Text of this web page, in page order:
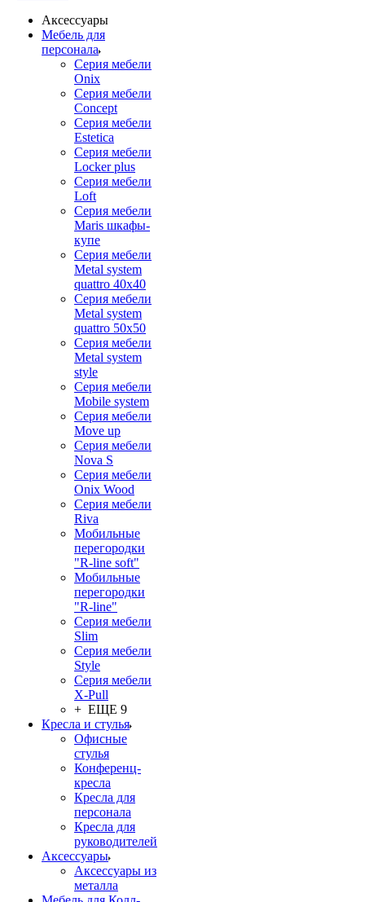
Аксессуары
Мебель для
персонала
Серия мебели
Onix
Серия мебели
Concept
Серия мебели
Estetica
Серия мебели
Locker plus
Серия мебели
Loft
Серия мебели
Maris шкафы-
купе
Серия мебели
Metal system
quattro 40x40
Серия мебели
Metal system
quattro 50x50
Серия мебели
Metal system
style
Серия мебели
Mobile system
Серия мебели
Move up
Серия мебели
Nova S
Серия мебели
Onix Wood
Серия мебели
Riva
Мобильные
перегородки
"R-line soft"
Мобильные
перегородки
"R-line"
Серия мебели
Slim
Серия мебели
Style
Серия мебели
X-Pull
+ ЕЩЕ 9
Кресла и стулья
Офисные
стулья
Конференц-
кресла
Кресла для
персонала
Кресла для
руководителей
Аксессуары
Аксессуары из
металла